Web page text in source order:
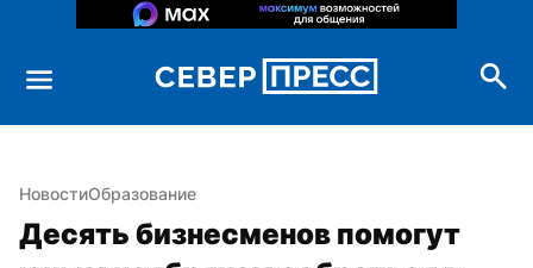
НовостиОбразование
Десять бизнесменов помогут